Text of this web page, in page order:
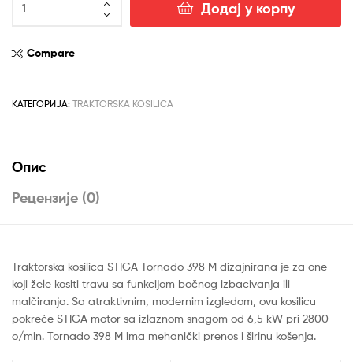
јеје:
kosačica
Tornado
Додај у корпу
Compare
КАТЕГОРИЈА: TRAKTORSKA KOSILICA
Опис
Рецензије (0)
Traktorska kosilica STIGA Tornado 398 M dizajnirana je za one
koji žele kositi travu sa funkcijom bočnog izbacivanja ili
malčiranja. Sa atraktivnim, modernim izgledom, ovu kosilicu
pokreće STIGA motor sa izlaznom snagom od 6,5 kW pri 2800
o/min. Tornado 398 M ima mehanički prenos i širinu košenja.